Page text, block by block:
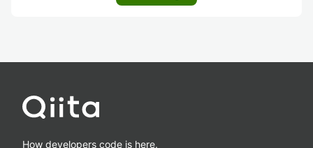
How developers code is here.